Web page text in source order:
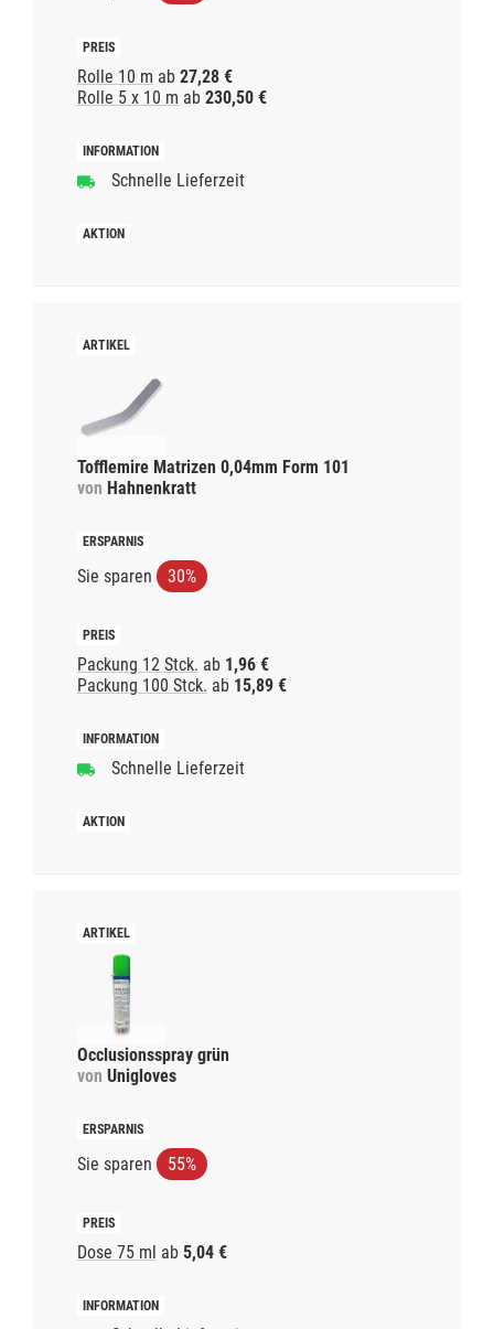
Rolle 10 m ab 27,28 €
Rolle 5 x 10 m ab 230,50 €
Schnelle Lieferzeit
Tofflemire Matrizen 0,04mm Form 101
von Hahnenkratt
Sie sparen 30%
Packung 12 Stck. ab 1,96 €
Packung 100 Stck. ab 15,89 €
Schnelle Lieferzeit
Occlusionsspray grün
von Unigloves
Sie sparen 55%
Dose 75 ml ab 5,04 €